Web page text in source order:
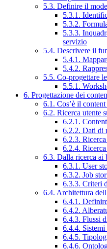
5.3. Definire il
5.3.1.
5.3.2.
5.3.3.
servizio
5.4. Descrivere il
5.4.1.
5.4.2.
5.5. Co-progettare
5.5.1.
6. Progettazione dei
6.1. Cos’è il content
6.2. Ricerca utente
6.2.1.
6.2.2. Dati di
6.2.3.
6.2.4.
6.3. Dalla ricerca ai
6.3.1. User
6.3.2. Job
6.3.3. Criteri
6.4. Architettura
6.4.1.
6.4.2.
6.4.3. Flussi
6.4.4.
6.4.5.
6.4.6.